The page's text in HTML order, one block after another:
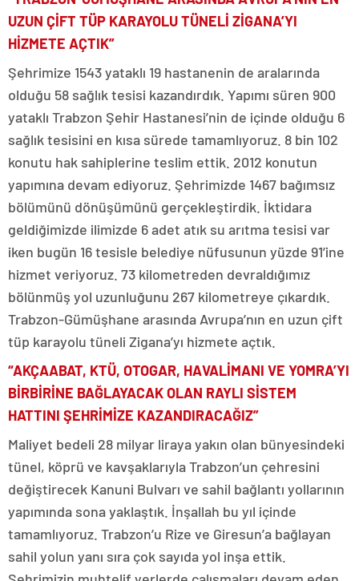
UZUN ÇİFT TÜP KARAYOLU TÜNELİ ZİGANA’YI
HİZMETE AÇTIK”
Şehrimize 1543 yataklı 19 hastanenin de aralarında
olduğu 58 sağlık tesisi kazandırdık. Yapımı süren 900
yataklı Trabzon Şehir Hastanesi’nin de içinde olduğu 6
sağlık tesisini en kısa sürede tamamlıyoruz. 8 bin 102
konutu hak sahiplerine teslim ettik. 2012 konutun
yapımına devam ediyoruz. Şehrimizde 1467 bağımsız
bölümünü dönüşümünü gerçekleştirdik. İktidara
geldiğimizde ilimizde 6 adet atık su arıtma tesisi var
iken bugün 16 tesisle belediye nüfusunun yüzde 91’ine
hizmet veriyoruz. 73 kilometreden devraldığımız
bölünmüş yol uzunluğunu 267 kilometreye çıkardık.
Trabzon-Gümüşhane arasında Avrupa’nın en uzun çift
tüp karayolu tüneli Zigana’yı hizmete açtık.
“AKÇAABAT, KTÜ, OTOGAR, HAVALİMANI VE YOMRA’YI
BİRBİRİNE BAĞLAYACAK OLAN RAYLI SİSTEM
HATTINI ŞEHRİMİZE KAZANDIRACAĞIZ”
Maliyet bedeli 28 milyar liraya yakın olan bünyesindeki
tünel, köprü ve kavşaklarıyla Trabzon’un çehresini
değiştirecek Kanuni Bulvarı ve sahil bağlantı yollarının
yapımında sona yaklaştık. İnşallah bu yıl içinde
tamamlıyoruz. Trabzon’u Rize ve Giresun’a bağlayan
sahil yolun yanı sıra çok sayıda yol inşa ettik.